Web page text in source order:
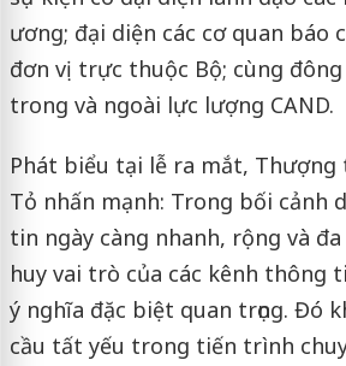
ương; đại diện các cơ quan báo
đơn vị trực thuộc Bộ; cùng
trong và ngoài lực lượng CAND.
Phát biểu tại lễ ra mắt, Thượng
Tỏ nhấn mạnh: Trong bối cảnh
tin ngày càng nhanh, rộng và
huy vai trò của các kênh thông
ý nghĩa đặc biệt quan trọng. Đó
cầu tất yếu trong tiến trình